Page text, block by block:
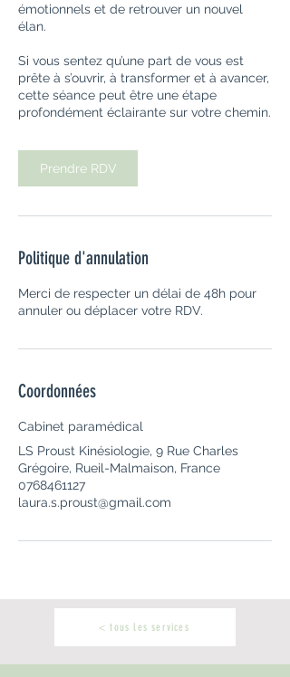
émotionnels et de retrouver un nouvel
élan.
Si vous sentez qu’une part de vous est
prête à s’ouvrir, à transformer et à avancer,
cette séance peut être une étape
profondément éclairante sur votre chemin.
Prendre RDV
Politique d'annulation
Merci de respecter un délai de 48h pour
annuler ou déplacer votre RDV.
Coordonnées
Cabinet paramédical
LS Proust Kinésiologie, 9 Rue Charles
Grégoire, Rueil-Malmaison, France
0768461127
laura.s.proust@gmail.com
< tous les services